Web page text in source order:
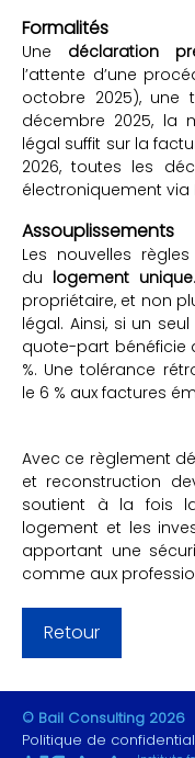
Formalités
Une déclaration
l’attente d’une
octobre 2025), une
décembre 2025, la
légal suffit sur la
2026, toutes les
électroniquement via
Assouplissements
Les nouvelles
du logement unique
propriétaire, et non
légal. Ainsi, si un
quote-part bénéficie
%. Une tolérance
le 6 % aux factures
Avec ce règlement
et reconstruction
soutient à la fois
logement et les
apportant une
comme aux
Retour
© Bail Consulting 2026
Politique de